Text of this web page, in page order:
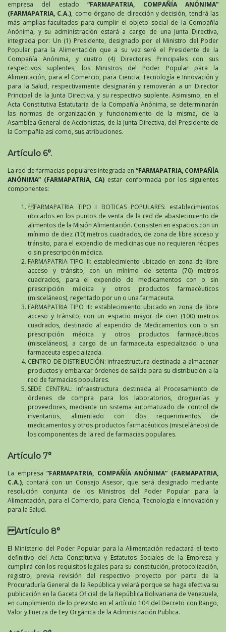
empresa del estado“FARMAPATRIA, COMPAÑÍA ANÓNIMA”
(FARMAPATRIA, C.A.), como órgano de dirección y decisión, tendrá las
más amplias facultades para cumplir el objeto social de la Compañía
Anónima, y su administración estará a cargo de una Junta Directiva,
integrada por: Un (1) Presidente, designado por el Ministro del Poder
Popular para la Alimentación que a su vez seré el Presidente de la
Compañía Anónima, y cuatro (4) Directores Principales con sus
respectivos suplentes, los Ministros del Poder Popular para la
Alimentación, para el Comercio, para Ciencia, Tecnología e Innovación y
para la Salud, respectivamente designarán y removerán a un Director
Principal de la Junta Directiva, y su respectivo suplente. Asimismo, en el
Acta Constitutiva Estatutaria de la Compañía Anónima, se determinarán
las normas de organización y funcionamiento de la misma, de la
Asamblea General de Accionistas, de la Junta Directiva, del Presidente de
la Compañía así como, sus atribuciones.
Artículo 6°.
La red de farmacias populares integrada en “FARMAPATRIA, COMPAÑÍA
ANÓNIMA” (FARMAPATRIA, CA) estar conformada por los siguientes
componentes:
FARMAPATRIA TIPO I BOTICAS POPULARES: establecimientos
ubicados en los puntos de venta de la red de abastecimiento de
alimentos de la Misión Alimentación. Consisten en espacios con un
mínimo de diez (10) metros cuadrados, de zona de libre acceso y
tránsito, para el expendio de medicinas que no requieren récipes
o sin prescripción médica.
FARMAPATRIA TIPO II: establecimiento ubicado en zona de libre
acceso y tránsito, con un mínimo de setenta (70) metros
cuadrados, para el expendio de medicamentos con o sin
prescripción médica y otros productos farmacéuticos
(misceláneos), regentado por un o una farmaceuta.
FARMAPATRIA TIPO III: establecimiento ubicado en zona de libre
acceso y tránsito, con un espacio mayor de cien (100) metros
cuadrados, destinado al expendio de Medicamentos con o sin
prescripción médica y otros productos farmacéuticos
(misceláneos), a cargo de un farmaceuta especializado o una
farmaceuta especializada.
CENTRO DE DISTRIBUCIÓN: infraestructura destinada a almacenar
productos y embarcar órdenes de salida para su distribución a la
red de farmacias populares.
SEDE CENTRAL: Infraestructura destinada al Procesamiento de
órdenes de compra para los laboratorios, droguerías y
proveedores, mediante un sistema automatizado de control de
inventarios, alimentado con dos requerimientos de
medicamentos y otros productos farmacéuticos (misceláneos) de
los componentes de la red de farmacias populares.
Artículo 7°
La empresa“FARMAPATRIA, COMPAÑÍA ANÓNIMA” (FARMAPATRIA,
C.A.), contará con un Consejo Asesor, que será designado mediante
resolución conjunta de los Ministros del Poder Popular para la
Alimentación, para el Comercio, para Ciencia, Tecnología e Innovación y
para la Salud.
Artículo 8°
El Ministerio del Poder Popular para la Alimentación redactará el texto
definitivo del Acta Constitutiva y Estatutos Sociales de la Empresa y
cumplirá con los requisitos legales para su constitución, protocolización,
registro, previa revisión del respectivo proyecto por parte de la
Procuraduría General de la República y velará porque se haga efectiva su
publicación en la Gaceta Oficial de la República Bolivariana de Venezuela,
en cumplimiento de lo previsto en el artículo 104 del Decreto con Rango,
Valor y Fuerza de Ley Orgánica de la Administración Publica.